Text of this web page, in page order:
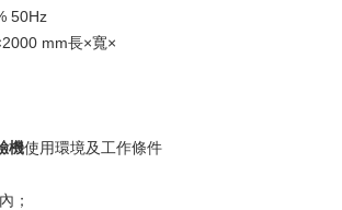
50Hz
mm長×寬×
機使用環境及工作條件
；